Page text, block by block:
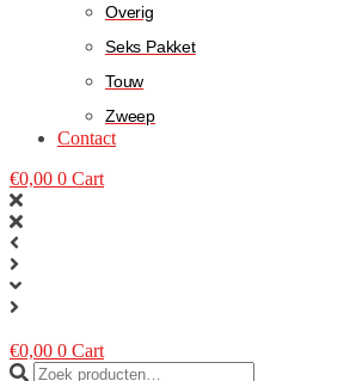
Overig
Seks Pakket
Touw
Zweep
Contact
€0,00 0 Cart
€0,00 0 Cart